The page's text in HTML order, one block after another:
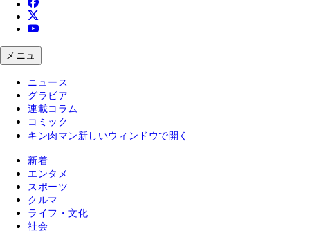
メニュ
ニュース
グラビア
連載コラム
コミック
キン肉マン 新しいウィンドウで開く
新着
エンタメ
スポーツ
クルマ
ライフ・文化
社会